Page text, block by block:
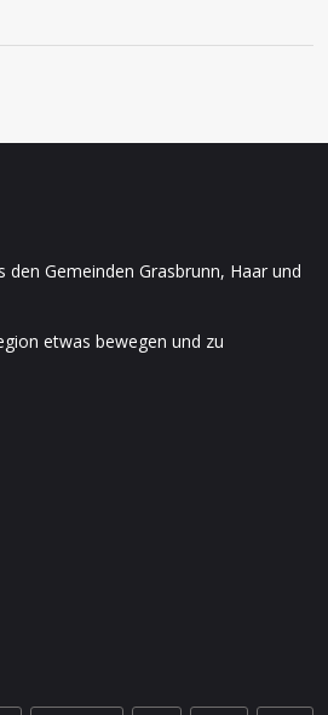
den Gemeinden Grasbrunn, Haar und
etwas bewegen und zu